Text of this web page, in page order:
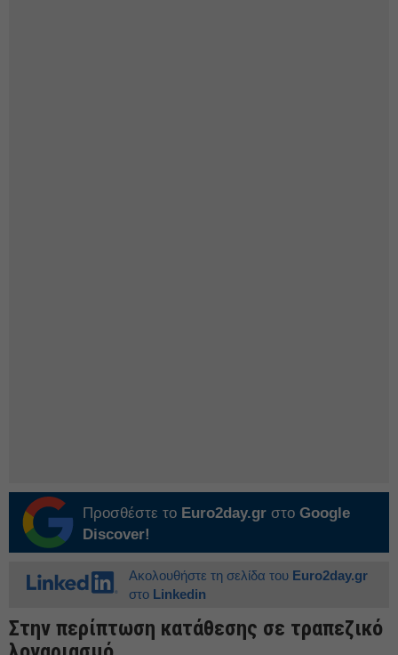
Προσθέστε το Euro2day.gr στο Google
Discover!
Ακολουθήστε τη σελίδα του Euro2day.gr
στο Linkedin
Στην περίπτωση κατάθεσης σε τραπεζικό